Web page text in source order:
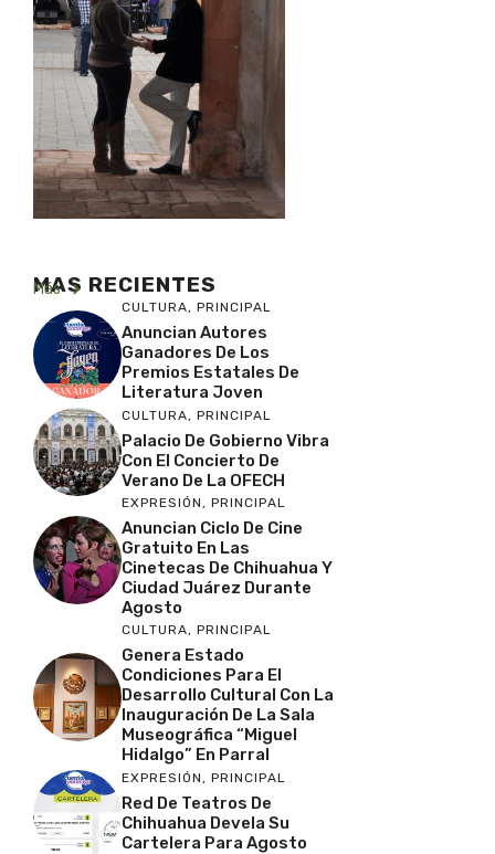
MAS RECIENTES
Más
CULTURA, PRINCIPAL
Anuncian Autores
Ganadores De Los
Premios Estatales De
Literatura Joven
CULTURA, PRINCIPAL
Palacio De Gobierno Vibra
Con El Concierto De
Verano De La OFECH
EXPRESIÓN, PRINCIPAL
Anuncian Ciclo De Cine
Gratuito En Las
Cinetecas De Chihuahua Y
Ciudad Juárez Durante
Agosto
CULTURA, PRINCIPAL
Genera Estado
Condiciones Para El
Desarrollo Cultural Con La
Inauguración De La Sala
Museográfica “Miguel
Hidalgo” En Parral
EXPRESIÓN , PRINCIPAL
Red De Teatros De
Chihuahua Devela Su
Cartelera Para Agosto